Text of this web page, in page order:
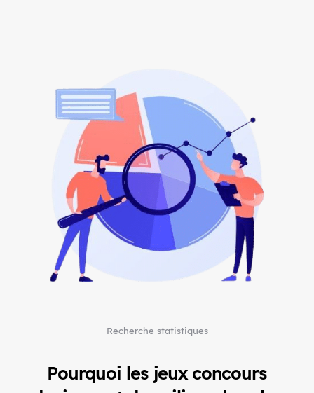
Recherche statistiques
Pourquoi les jeux concours